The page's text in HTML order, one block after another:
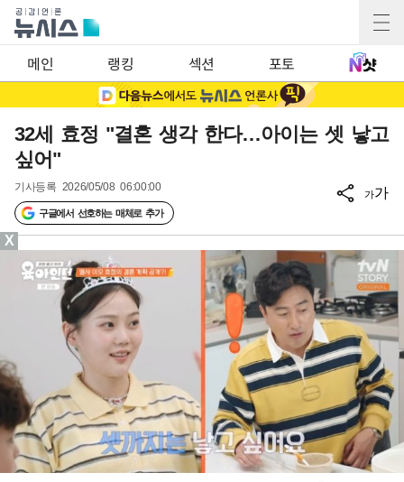
메인 랭킹 섹션 포토
32세 효정 "결혼 생각 한다…아이는 셋 낳고
싶어"
기사등록 2026/05/08 06:00:00
구글에서 선호하는 매체로 추가
가가
X